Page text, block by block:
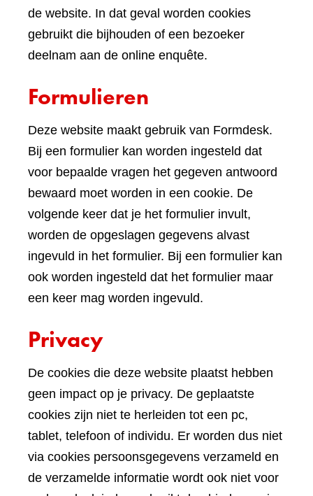
de website. In dat geval worden cookies
gebruikt die bijhouden of een bezoeker
deelnam aan de online enquête.
Formulieren
Deze website maakt gebruik van Formdesk.
Bij een formulier kan worden ingesteld dat
voor bepaalde vragen het gegeven antwoord
bewaard moet worden in een cookie. De
volgende keer dat je het formulier invult,
worden de opgeslagen gegevens alvast
ingevuld in het formulier. Bij een formulier kan
ook worden ingesteld dat het formulier maar
een keer mag worden ingevuld.
Privacy
De cookies die deze website plaatst hebben
geen impact op je privacy. De geplaatste
cookies zijn niet te herleiden tot een pc,
tablet, telefoon of individu. Er worden dus niet
via cookies persoonsgegevens verzameld en
de verzamelde informatie wordt ook niet voor